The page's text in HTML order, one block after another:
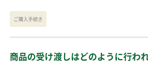
ご購入手続き
商品の受け渡しはどのように行わ